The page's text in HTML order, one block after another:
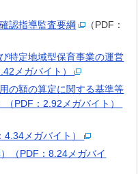
認指導監査要綱
（PDF：
特定地域型保育事業の運営
メガバイト）
の額の算定に関する基準等
PDF：2.92メガバイト）
4.34メガバイト）
（PDF：8.24メガバイ